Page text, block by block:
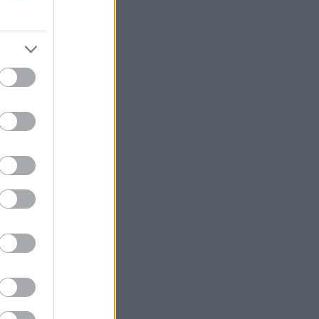
25.
26.
28.
29.
31.
32.
33.
34.
35.
38.
39.